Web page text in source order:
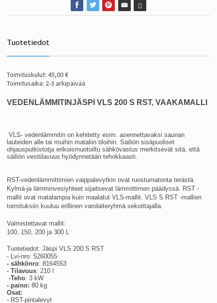
Tuotetiedot
Toimituskulut: 45,00 €
Toimitusaika: 2-3 arkipäivää
VEDENLÄMMITINJÄSPI VLS 200 S RST, VAAKAMALLI
VLS- vedenlämmitin on kehitetty esim. asennettavaksi saunan
lauteiden alle tai muihin mataliin tiloihin. Säiliön sisäpuoliset
ohjausputkistotja erikoismuotoiltu sähkövastus merkitsevät sitä, että
säiliön vesitilavuus hyödynnetään tehokkaasti.
RST-vedenlämmittimien vaippalevytkin ovat ruostumatonta terästä.
Kylmä-ja lämminvesiyhteet sijaitsevat lämmittimen päädyssä. RST -
mallit ovat matalampia kuin maalatut VLS-mallit. VLS S RST -mallien
toimituksiin kuuluu erillinen varolaiteryhmä sekoittajalla.
Valmistettavat mallit:
100, 150, 200 ja 300 L
Tuotetiedot: Jäspi VLS 200 S RST
- Lvi-nro: 5260055
- sähkönro: 8164553
- Tilavuus: 210 l
-Teho: 3 kW
- paino: 80 kg
Osat:
- RST-pintalevyt